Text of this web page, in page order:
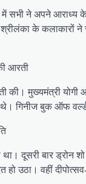
सभी ने अपने
के कलाकारों ने
आरती
की। मुख्यमंत्री
गिनीज बुक ऑफ
था। दूसरी बार
हो उठा। वहीं